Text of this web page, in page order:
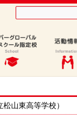
山東高等学校）